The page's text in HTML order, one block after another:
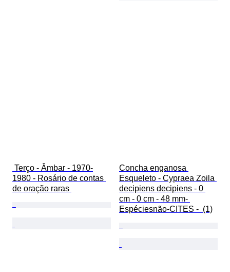
1980 - Rosário de contas
de oração raras
Concha enganosa
Esqueleto - Cypraea Zoila
decipiens decipiens - 0
cm - 0 cm - 48 mm-
Espéciesnão-CITES -  (1)